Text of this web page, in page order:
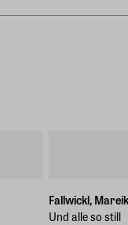
Fallwickl,
Und alle so still